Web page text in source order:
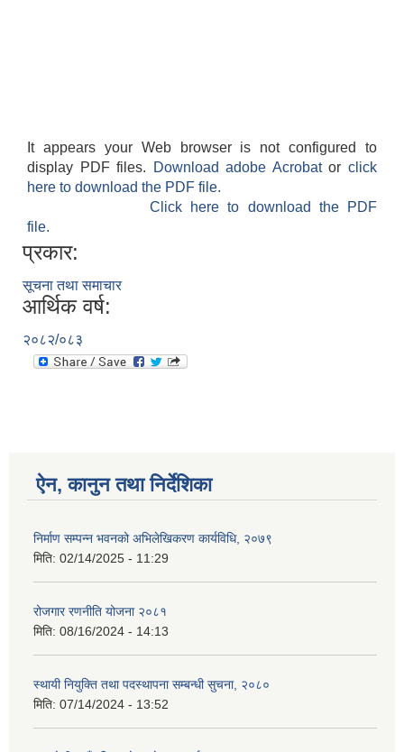
It appears your Web browser is not configured to
display PDF files.
Download adobe Acrobatorclick
here to download the PDF file.
Click here to download the PDF
file.
प्रकार:
सूचना तथा समाचार
आर्थिक वर्ष:
२०८२/०८३
ऐन, कानुन तथा निर्देशिका
निर्माण सम्पन्न भवनको अभिलेखिकरण कार्यविधि, २०७९
मिति: 02/14/2025 - 11:29
रोजगार रणनीति योजना २०८१
मिति: 08/16/2024 - 14:13
स्थायी नियुक्ति तथा पदस्थापना सम्बन्धी सुचना, २०८०
मिति: 07/14/2024 - 13:52